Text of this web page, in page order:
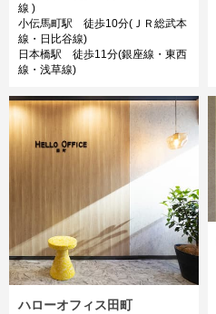
線 )
小伝馬町駅 徒歩10分(ＪＲ総武本
線・日比谷線)
日本橋駅 徒歩11分(銀座線・東西
線・浅草線)
ハローオフィス田町